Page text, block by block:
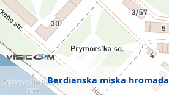
Berdianska miska hromada